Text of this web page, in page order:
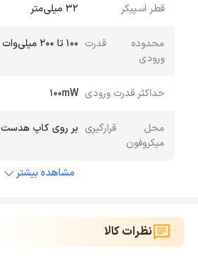
قطر اسپیکر 32 میلی‌متر
محدوده قدرت
ورودی
100 تا 200 میلی‌وات
حداکثر قدرت ورودی 100mW
محل قرارگیری
میکروفون
بر روی کاپ هدست
مشاهده بیشتر
نظرات کالا